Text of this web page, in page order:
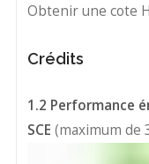
Obtenir une cote
Crédits
1.2 Performance
SCE (maximum de